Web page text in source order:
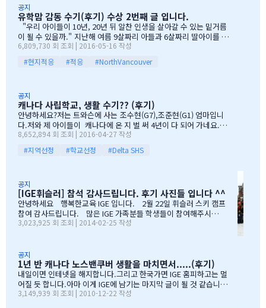
데 불편한거 없이 꼼꼼히 준비하시기 바라며, 내일이면 아마도 무
한의 카톡 및 연락이 오지않을까 생각이 …
전부터 차근 차근 준비하엿습니다. 많은 IGE 가족분들께서 참석해주
셧으며,(총114가족) 노스밴쿠버,랭리교육청 교육감님들께서도 참석
해주셧습니다. 11시30분부터 오픈닝을 시작하엿고, 12시부터 BBQ
파티 시작으로 START 하엿지요. 그 다음 자녀학생들을 위하여 보물
찻기 그리고 Q & A 를 시작으로 학부모님들께 답을 마추신 분들께 선
물을 증정하는 즐거운 시간을 가져습니다. 매년 여름마다 BBQ 파티
를 진행하면서 시간이 정말 빨리 가는구나 생각이 듭니다. 맨처음…
공지
유학맘 감동 수기(후기) 수상 2번째 글 입니다.
"우리 아이들이 10년, 20년 뒤 알찬 인생을 살아갈 수 있는 밑거름
이 될 수 있을까." 지난해 여름 9살짜리 아들과 6살짜리 딸아이를 데
리고 캐나다 밴쿠버로 조기유학을 떠날 결심을 했을 때, 매일밤 떠오
르는 고민이었습니다. 지난 10여년동안 부모님과 함께 삼대가 살아
왔기에 고민은 더욱 컸습니다. 가족이 떨어져 지내는 시간을 나이 드
遷之敎, 맹자의 어머니가 자식을 위해 세 번 이사했다는 뜻)는 못할
망정, 조금이라도 기회가 있을 때 망설이지 말라"는 말로 오히려 제
등을 떠미셨습니다. 경제적인 여건이 딱히 좋은 것도 아니었습니다.
유학비용도 평소 한국에서 들어가던 교육비에 생활비가 조금 더 들어
가는 수준으로 잡았습니다. 자린고비 정신으로 단단히 무장을 했지
요. 어찌보면 단순무식하게 "영어도 배우고 아이들이 살아…
6,809,730 회 조회 | 2016-05-16 작성
#현지적응
#적응 #NorthVancouver
공지
캐나다 사립학교, 생활 수기?? (후기)
안녕하세요?저는 트와슨에 사는 조수현(G7),조준현(G1) 엄마입니
다.저와 제 아이들이 캐나다에 온 지 벌 써 4년이 다 되어 가네요.이
렇게 오래 있게 된 이유는 단 하나 너무 좋아서 입니다.철새도래지 바
다도 가까이 있고 조용하고 제 아이들이 다니는 학교도 너무 좋습니
다.백인 비율도 높고요.ㅎㅎ제가 가장 만족도가 높았던 높게 생각 하
정말 대단합니다.발론티어로 돌아가는 것도 대단하고요. 큰아이가
처음 왔을 떼 G4 영어도 잘 못하고 힘들어 할 때 워낙 엉뚱한 놈이라
엉뚱한 짓을 할 때도 선생님께서 괜찮다고남자아이들은 그렇게 크는
거라고 말씀해주시고아이의 작은 장단점도 다 알고 계시고 장점도
크게 칭찬해주시고학년 마지막 주에는 저를 앉혀놓고 방학 캠프 리
8,652,894 회 조회 | 2016-04-27 작성
#지역선정
#학교선정 #Delta SHS
공지
[IGE휘슬러] 참석 감사드립니다. 후기 사진들 입니다 ^^
안녕하세요 행복한교육 IGE 입니다. 2월 22일 휘슬러 스키 캠프
참여 감사드립니다. 많은 IGE 가족분들 학생들이 참여해주시고,
빛내주셔서 감사드립니다. 안타깝게도 화창한 날씨여야하는데,
장님, 웨스트캐나다 보험 김정중부장님, 하나투어 지용구님, IGE S
CHOOL 부서에 김미정선생님, 박숙희 선생님 그리고 코퀴틀람 사
무실에 김의정팀장님, 김예경님 진심을 감사드립니다. 마지막으
로 요번 행사를 진행해주신 전준성 본부장님께 감사드리며, 이벤트
까지 준비해주신 본부장님 수고많으셨습니다. " 스키 이벤트" 꼭
3,023,925 회 조회 | 2014-02-25 작성
공지
1년 반 캐나다 노스밴쿠버 생활을 마치면서.....(후기)
내일이면 인테넷을 해지합니다.그리고 한국가면 IGE 홈피하고는 멀
어질 듯 합니다.아마 이게 IGE에 남기는 마지막 글이 될 것 같습니다
1년 반동안의 시간...저희 아이들에게 너무 소중한 시간이였습니다.
3,149,939 회 조회 | 2010-12-22 작성